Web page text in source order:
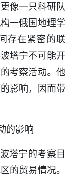
像一只科研队
一俄国地理学
存在紧密的联
塔宁不可能开
考察活动。他
影响，因而带
的影响
塔宁的考察目
的贸易情况。